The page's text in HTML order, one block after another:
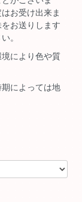
お受け出来ま
お送りします
。
により色や質
によっては地